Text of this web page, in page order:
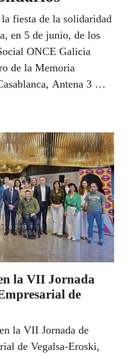
fiesta de la solidaridad
en 5 de junio, de los
ONCE Galicia
de la Memoria
Antena 3 TV
una gala celebrada en
la VII Jornada
de
la VII Jornada de
de Vegalsa-Eroski,